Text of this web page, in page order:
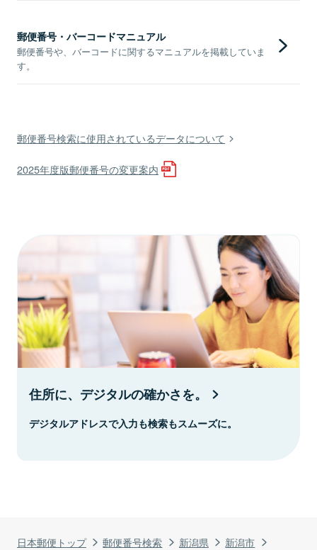
日本郵便トップ 郵便番号検索 新潟県
新潟市
郵便番号・バーコードマニュアル
郵便番号や、バーコードに関するマニュアルを掲載していま
す。
郵便番号検索に使用されているデータについて
2025年度版郵便番号の変更案内
住所に、デジタルの確かさを。
デジタルアドレスで入力も検索もスムーズに。